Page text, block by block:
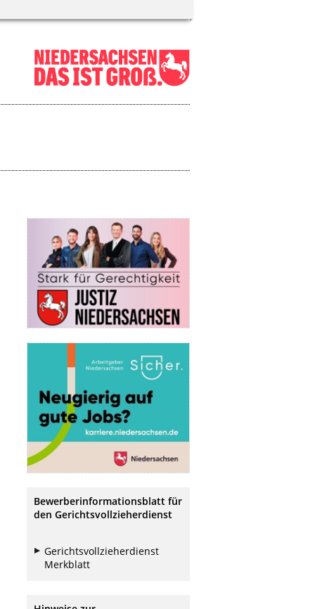
Bewerberinformationsblatt für
den Gerichtsvollzieherdienst
Gerichtsvollzieherdienst
Merkblatt